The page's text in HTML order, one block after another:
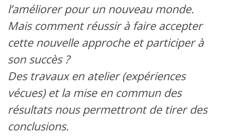
l’améliorer pour un nouveau monde.
Mais comment réussir à faire accepter
cette nouvelle approche et participer à
son succès ?
Des travaux en atelier (expériences
vécues) et la mise en commun des
résultats nous permettront de tirer des
conclusions.